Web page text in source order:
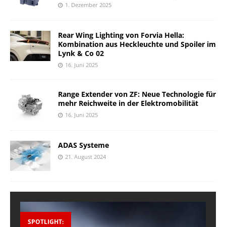
1. Dezember 2025
Rear Wing Lighting von Forvia Hella:
Kombination aus Heckleuchte und Spoiler im
Lynk & Co 02
16. Juni 2025
Range Extender von ZF: Neue Technologie für
mehr Reichweite in der Elektromobilität
16. Juni 2025
ADAS Systeme
21. August 2024
SPOTLIGHT: